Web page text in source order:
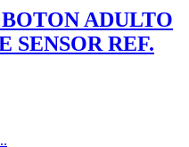
ADULTO
SENSOR REF.